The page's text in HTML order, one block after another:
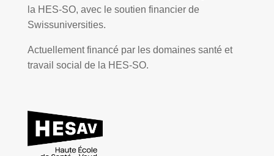
la HES-SO, avec le soutien financier de
Swissuniversities.
Actuellement financé par les domaines santé et
travail social de la HES-SO.